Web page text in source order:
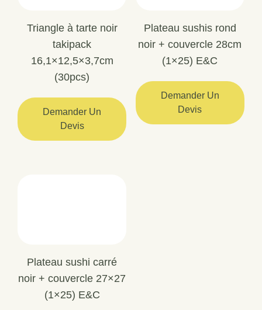
Triangle à tarte noir
takipack
16,1×12,5×3,7cm
(30pcs)
Demander Un
Devis
Plateau sushis rond
noir + couvercle 28cm
(1×25) E&C
Demander Un
Devis
Plateau sushi carré
noir + couvercle 27×27
(1×25) E&C